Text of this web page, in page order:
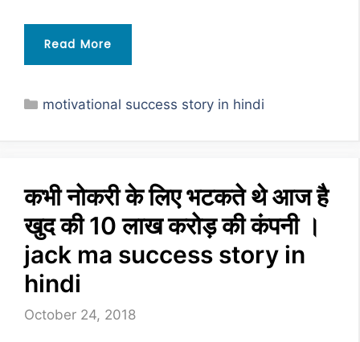
Read More
Categories
motivational success story in hindi
कभी नोकरी के लिए भटकते थे आज है
खुद की 10 लाख करोड़ की कंपनी ।
jack ma success story in
hindi
October 24, 2018